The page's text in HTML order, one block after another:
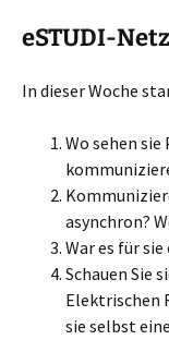
eSTUDI-
In dieser Woche
Wo sehen
asynchron?
War es für
Schauen Sie
Elektrischen
sie selbst